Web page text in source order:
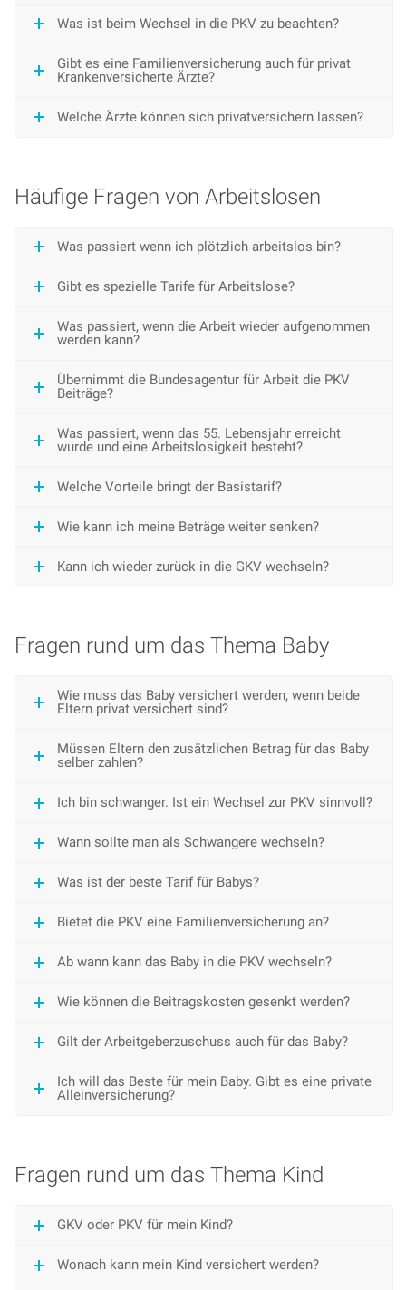
Was ist beim Wechsel in die PKV zu beachten?
Gibt es eine Familienversicherung auch für privat
Krankenversicherte Ärzte?
Welche Ärzte können sich privatversichern lassen?
Häufige Fragen von Arbeitslosen
Was passiert wenn ich plötzlich arbeitslos bin?
Gibt es spezielle Tarife für Arbeitslose?
Was passiert, wenn die Arbeit wieder aufgenommen
werden kann?
Übernimmt die Bundesagentur für Arbeit die PKV
Beiträge?
Was passiert, wenn das 55. Lebensjahr erreicht
wurde und eine Arbeitslosigkeit besteht?
Welche Vorteile bringt der Basistarif?
Wie kann ich meine Beträge weiter senken?
Kann ich wieder zurück in die GKV wechseln?
Fragen rund um das Thema Baby
Wie muss das Baby versichert werden, wenn beide
Eltern privat versichert sind?
Müssen Eltern den zusätzlichen Betrag für das Baby
selber zahlen?
Ich bin schwanger. Ist ein Wechsel zur PKV sinnvoll?
Wann sollte man als Schwangere wechseln?
Was ist der beste Tarif für Babys?
Bietet die PKV eine Familienversicherung an?
Ab wann kann das Baby in die PKV wechseln?
Wie können die Beitragskosten gesenkt werden?
Gilt der Arbeitgeberzuschuss auch für das Baby?
Ich will das Beste für mein Baby. Gibt es eine private
Alleinversicherung?
Fragen rund um das Thema Kind
GKV oder PKV für mein Kind?
Wonach kann mein Kind versichert werden?